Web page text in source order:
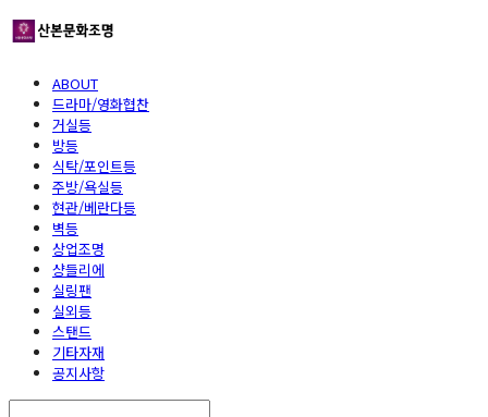
ABOUT
드라마/영화협찬
거실등
방등
식탁/포인트등
주방/욕실등
현관/베란다등
벽등
상업조명
샹들리에
실링팬
실외등
스탠드
기타자재
공지사항